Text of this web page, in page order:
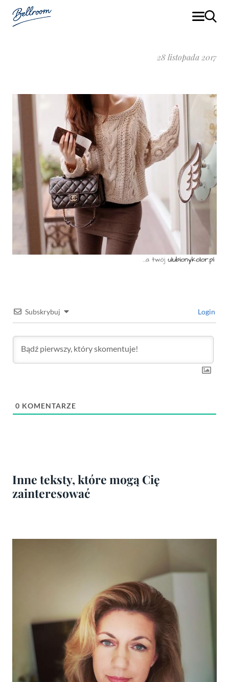
28 listopada 2017
Subskrybuj Login
0 KOMENTARZE
Inne teksty, które mogą Cię
zainteresować